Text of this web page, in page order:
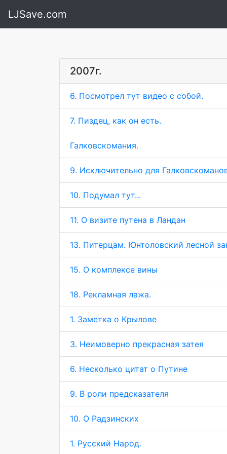
LJSave.com
2007г.
6. Посмотрел тут видео с собой.
7. Пиздец, как он есть.
Галковскомания.
9. Исключительно для
10. Подумал тут...
11. О визите путена в Ландан
13. Питерцам. Юнтоловский лесной
15. О комплексе вины
18. Рекламная лажа.
1. Заметка о Крылове
3. Неимоверно прекрасная затея
6. Несколько цитат о Путине
9. В роли предсказателя
10. О Радзинских
1. Русский Народ.